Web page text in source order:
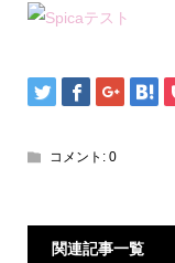
コメント: 0
関連記事一覧